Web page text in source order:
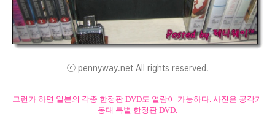
ⓒ pennyway.net All rights reserved.
그런가 하면 일본의 각종 한정판 DVD도 열람이 가능하다. 사진은 공각기
동대 특별 한정판 DVD.